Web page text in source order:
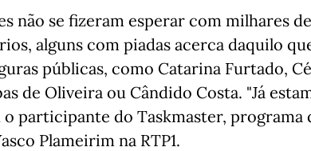
não se fizeram esperar com milhares
alguns com piadas acerca daquilo
públicas, como Catarina Furtado,
de Oliveira ou Cândido Costa. "Já
o participante do Taskmaster, programa
Plameirim na RTP1.